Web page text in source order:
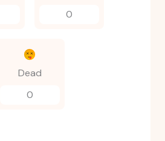
0
Dead
0